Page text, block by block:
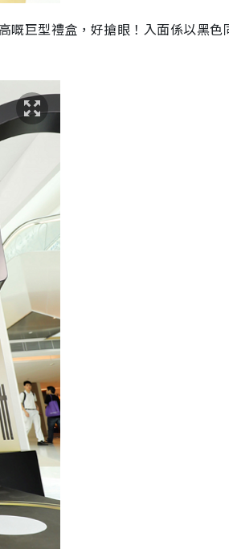
巨型禮盒，好搶眼！入面係以黑色